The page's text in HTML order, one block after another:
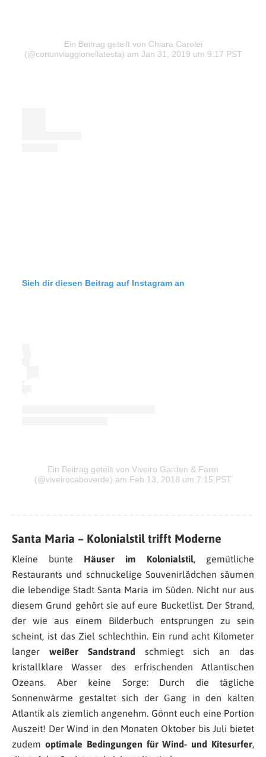
Ein Beitrag geteilt von Chiara Carolei
(@conunviaggionellatesta) am Jan 31, 2019 um 9:17 PST
Sieh dir diesen Beitrag auf Instagram an
Ein Beitrag geteilt von Viveiro Garden & Farm
(@viveirocaboverde) am Feb 13, 2018 um 7:15 PST
Santa Maria – Kolonialstil trifft Moderne
Kleine bunte Häuser im Kolonialstil, gemütliche
Restaurants und schnuckelige Souvenirlädchen säumen
die lebendige Stadt Santa Maria im Süden. Nicht nur aus
diesem Grund gehört sie auf eure Bucketlist. Der Strand,
der wie aus einem Bilderbuch entsprungen zu sein
scheint, ist das Ziel schlechthin. Ein rund acht Kilometer
langer weißer Sandstrand schmiegt sich an das
kristallklare Wasser des erfrischenden Atlantischen
Ozeans. Aber keine Sorge: Durch die tägliche
Sonnenwärme gestaltet sich der Gang in den kalten
Atlantik als ziemlich angenehm. Gönnt euch eine Portion
Auszeit! Der Wind in den Monaten Oktober bis Juli bietet
zudem optimale Bedingungen für Wind- und Kitesurfer,